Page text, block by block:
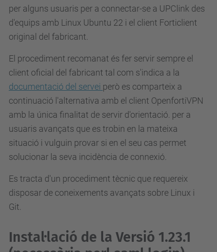
per alguns usuaris per a connectar-se a UPClink des
d'equips amb Linux Ubuntu 22 i el client Forticlient
original del fabricant.
El procediment recomanat és fer servir sempre el
client oficial del fabricant tal com s'indica a la
documentació del servei però es comparteix a
continuació l'alternativa amb el client OpenfortiVPN
amb la única finalitat de servir d'orientació. per a
usuaris avançats que es trobin en la mateixa
situació i vulguin provar si en el seu cas permet
solucionar la seva incidència de connexió.
Es tracta d'un procediment tècnic que requereix
disposar de coneixements avançats sobre Linux i
Git.
Instal·lació de la Versió 1.23.1